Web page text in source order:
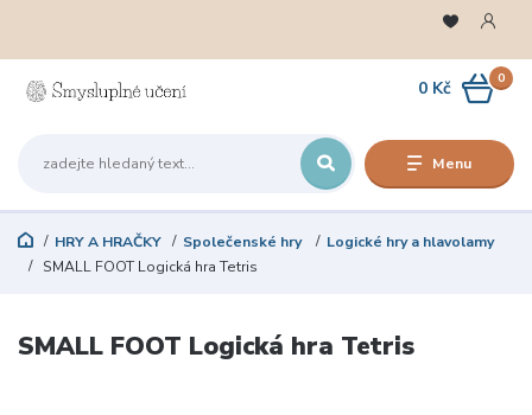
Menu
0
0 Kč
HRY A HRAČKY Společenské hry
Logické hry a hlavolamy
SMALL FOOT Logická hra Tetris
SMALL FOOT Logická hra Tetris